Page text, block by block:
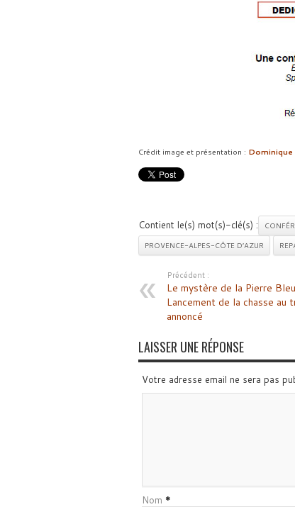
Crédit image et présentation : Dominique
Contient le(s) mot(s)-clé(s) :
PROVENCE-ALPES-CÔTE D’AZUR
Précédent :
Le mystère de la Pierre
Lancement de la chasse au
annoncé
LAISSER UNE RÉPONSE
Votre adresse email ne sera pas
Nom *